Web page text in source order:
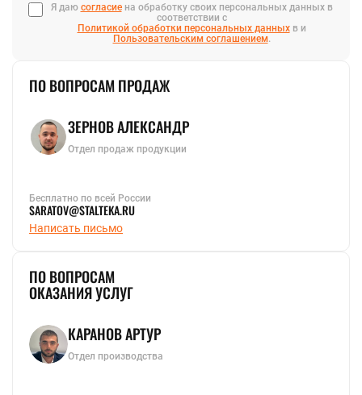
Я даю согласиена обработку своих персональных данных в
соответствии с
Политикой обработки персональных данныхв и
Пользовательским соглашением.
ПО ВОПРОСАМ ПРОДАЖ
ЗЕРНОВ АЛЕКСАНДР
Отдел продаж продукции
Бесплатно по всей России
SARATOV@STALTEKA.RU
Написать письмо
ПО ВОПРОСАМ
ОКАЗАНИЯ УСЛУГ
КАРАНОВ АРТУР
Отдел производства